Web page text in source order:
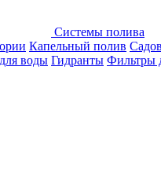
Системы полива
Капельный полив
воды Гидранты Фильтры